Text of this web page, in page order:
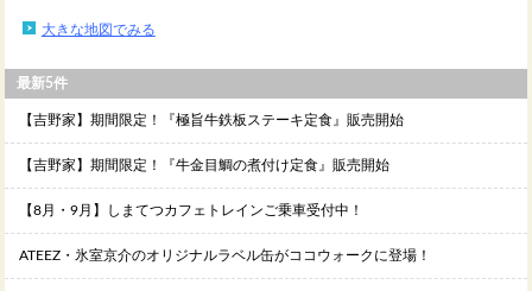
大きな地図でみる
最新5件
【吉野家】期間限定！『極旨牛鉄板ステーキ定食』販売開始
【吉野家】期間限定！『牛金目鯛の煮付け定食』販売開始
【8月・9月】しまてつカフェトレインご乗車受付中！
ATEEZ・氷室京介のオリジナルラベル缶がココウォークに登場！